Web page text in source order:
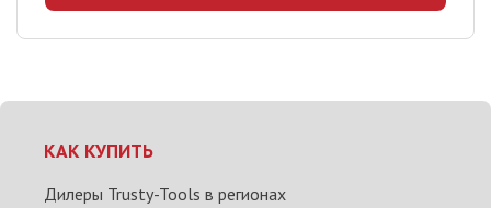
КАК КУПИТЬ
Дилеры Trusty-Tools в регионах